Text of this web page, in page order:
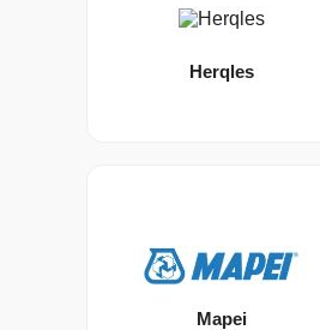
Herqles
Mapei